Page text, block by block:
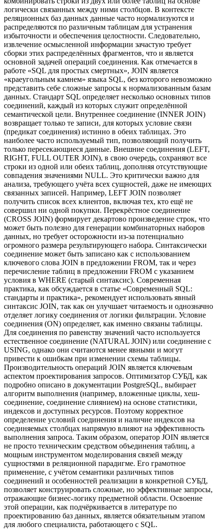
логически связанных между ними столбцов. В контексте
реляционных баз данных данные часто нормализуются и
распределяются по различным таблицам для устранения
избыточности и обеспечения целостности. Следовательно,
извлечение осмысленной информации зачастую требует
сборки этих распределённых фрагментов, что и является
основной задачей операций соединения. Как отмечается в
работе «SQL для простых смертных», JOIN является
«краеугольным камнем» языка SQL, без которого невозможно
представить себе сложные запросы к нормализованным базам
данных. Стандарт SQL определяет несколько основных типов
соединений, каждый из которых служит определённой
семантической цели. Внутреннее соединение (INNER JOIN)
возвращает только те записи, для которых условие связи
(предикат соединения) истинно в обеих таблицах. Это
наиболее часто используемый тип, позволяющий получить
только пересекающиеся данные. Внешние соединения (LEFT,
RIGHT, FULL OUTER JOIN), в свою очередь, сохраняют все
строки из одной или обеих таблиц, дополняя отсутствующие
совпадения значениями NULL. Это критически важно для
анализа, требующего учёта всех сущностей, даже не имеющих
связанных записей. Например, LEFT JOIN позволяет
получить список всех клиентов, включая тех, кто ещё не
совершил ни одной покупки. Перекрёстное соединение
(CROSS JOIN) формирует декартово произведение строк, что
может быть полезно для генерации комбинаторных наборов
данных, но требует осторожности из-за потенциально
огромного размера результирующего набора. Синтаксически
соединение может быть записано как с использованием
ключевого слова JOIN в предложении FROM, так и через
перечисление таблиц в предложении FROM с указанием
условия в WHERE (старый синтаксис). Современная
практика, как обсуждается в статье «Современный SQL:
стандарты и практика», рекомендует использовать явный
синтаксис JOIN, так как он улучшает читаемость и однозначно
отделяет логику соединения от логики фильтрации. Условие
соединения (ON) определяет, как именно связаны таблицы.
Для соединения по равенству значений часто используется
естественное соединение (NATURAL JOIN) или соединение с
USING, однако они считаются менее явными и могут
привести к ошибкам при изменении схемы таблицы.
Производительность операций JOIN является ключевым
аспектом проектирования запросов. Оптимизатор СУБД, как
подробно описано в документации PostgreSQL, выбирает
алгоритм выполнения (например, вложенные циклы, хеш-
соединение, соединение слиянием) на основе статистики,
индексов и доступных ресурсов. Поэтому корректное
определение условий соединения и наличие индексов на
соединяемых столбцах напрямую влияют на эффективность
выполнения запроса. Таким образом, оператор JOIN является
не просто техническим средством объединения таблиц, а
мощным инструментом моделирования связей между
сущностями в реляционной парадигме. Его грамотное
применение, с учётом семантики различных типов
соединений и особенностей реализации в конкретной СУБД,
позволяет конструировать сложные, но эффективные запросы,
отражающие бизнес-логику предметной области. Освоение
этой операции, как подчёркивается в литературе по
проектированию баз данных, является обязательным этапом
для любого специалиста, работающего с SQL.